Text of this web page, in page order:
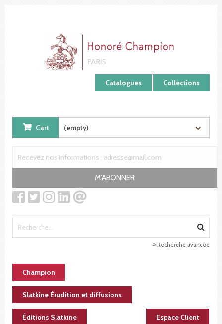
Catalogues Collections
Cart (empty)
M'ABONNER
Recherche avancée
Champion
Slatkine Érudition et diffusions
Éditions Slatkine Espace Client